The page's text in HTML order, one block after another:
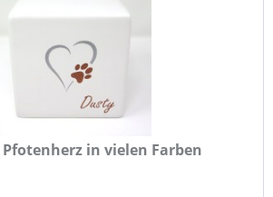
in vielen Farben